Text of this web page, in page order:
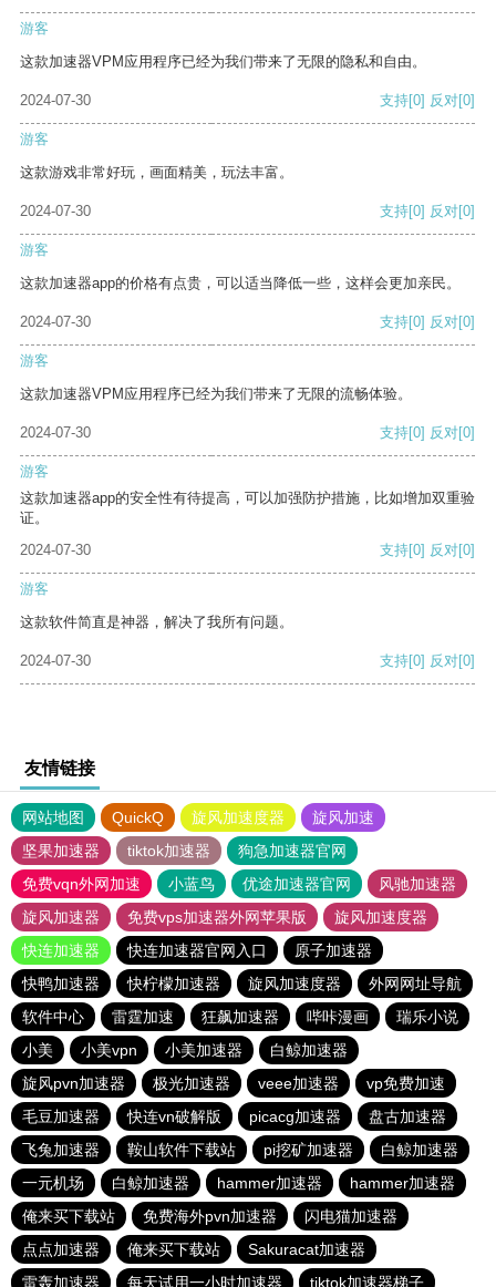
游客
这款加速器VPM应用程序已经为我们带来了无限的隐私和自由。
2024-07-30 支持[0] 反对[0]
游客
这款游戏非常好玩，画面精美，玩法丰富。
2024-07-30 支持[0] 反对[0]
游客
这款加速器app的价格有点贵，可以适当降低一些，这样会更加亲民。
2024-07-30 支持[0] 反对[0]
游客
这款加速器VPM应用程序已经为我们带来了无限的流畅体验。
2024-07-30 支持[0] 反对[0]
游客
这款加速器app的安全性有待提高，可以加强防护措施，比如增加双重验
证。
2024-07-30
支持[0] 反对[0]
游客
这款软件简直是神器，解决了我所有问题。
2024-07-30 支持[0] 反对[0]
友情链接
网站地图 QuickQ 旋风加速度器
旋风加速
坚果加速器
tiktok加速器
狗急加速器官网
免费vqn外网加速
小蓝鸟 优途加速器官网
风驰加速器
旋风加速器
免费vps加速器外网苹果版
旋风加速度器
快连加速器
快连加速器官网入口
原子加速器
快鸭加速器
快柠檬加速器 旋风加速度器
外网网址导航
软件中心
雷霆加速 狂飙加速器 哔咔漫画
瑞乐小说
小美
小美vpn 小美加速器
白鲸加速器
旋风pvn加速器
极光加速器 veee加速器
vp免费加速
毛豆加速器
快连vn破解版 picacg加速器
盘古加速器
飞兔加速器
鞍山软件下载站 pi挖矿加速器
白鲸加速器
一元机场
白鲸加速器 hammer加速器
hammer加速器
俺来买下载站
免费海外pvn加速器
闪电猫加速器
点点加速器
俺来买下载站
Sakuracat加速器
雷轰加速器
每天试用一小时加速器 tiktok加速器梯子